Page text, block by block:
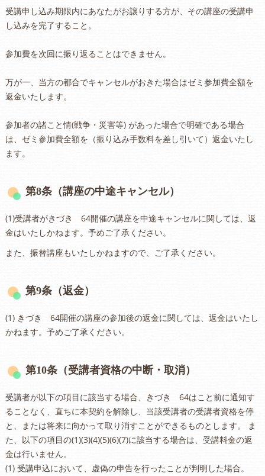
受講申し込み期限内にあなたがお譲りする方が、その講座の受講申
し込みを完了すること。
参加費を次回に振り返ることはできません。
万が一、当方の都合でキャンセルがおきた場合はゼミ参加費全額を
返金いたします。
参加者の諸こと情(戦争・災害等) があった場合で明確である場合
は、ゼミ参加費全額を（振り込み手数料を差し引いて）返金いたし
ます。
第8条（講座の中途キャンセル）
(1)受講者がきづき 64開催の講座を中途キャンセルに関しては、返
金はいたしかねます。予めご了承ください。
また、振替講座もいたしかねますので、ご了承ください。
第9条（返金）
(1) きづき 64開催の講座の参加後の返金に関しては、返金はいたし
かねます。予めご了承ください。
第10条（受講者資格の中断・取消）
受講者が以下の項目に該当する場合、きづき 64はこと前に通知す
ることなく、直ちに本契約を解除し、当該受講者の受講者資格を停
と、または将来に向かって取り消すことができるものとします。 ま
た、以下の項目の(1)(3)(4)(5)(6)(7)に該当する場合は、受講料金の返
金は行いません。
(1) 受講申込において、虚偽の申告を行ったことが判明した場合。